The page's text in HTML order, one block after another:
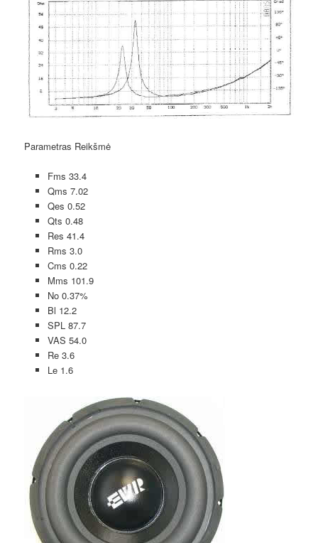
Parametras Reikšmė
Fms 33.4
Qms 7.02
Qes 0.52
Qts 0.48
Res 41.4
Rms 3.0
Cms 0.22
Mms 101.9
No 0.37%
Bl 12.2
SPL 87.7
VAS 54.0
Re 3.6
Le 1.6